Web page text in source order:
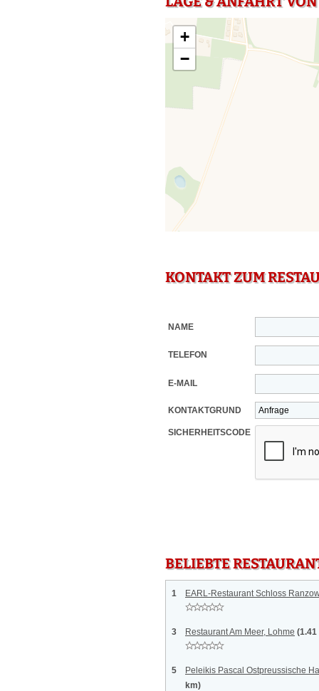
+
−
KONTAKT ZUM
NAME
TELEFON
E-MAIL
KONTAKTGRUND
SICHERHEITSCODE
BELIEBTE
1 EARL-Restaurant Schloss
3 Restaurant Am Meer, Lohme
5
Peleikis Pascal Ostpreussische
km)